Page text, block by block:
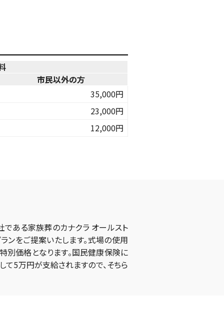
市民以外の方
35,000円
23,000円
12,000円
ある家族葬のカナクラ オールスト
ンをご提案いたします。式場の使用
価格となります。国民健康保険に
5万円が支給されますので、そちら